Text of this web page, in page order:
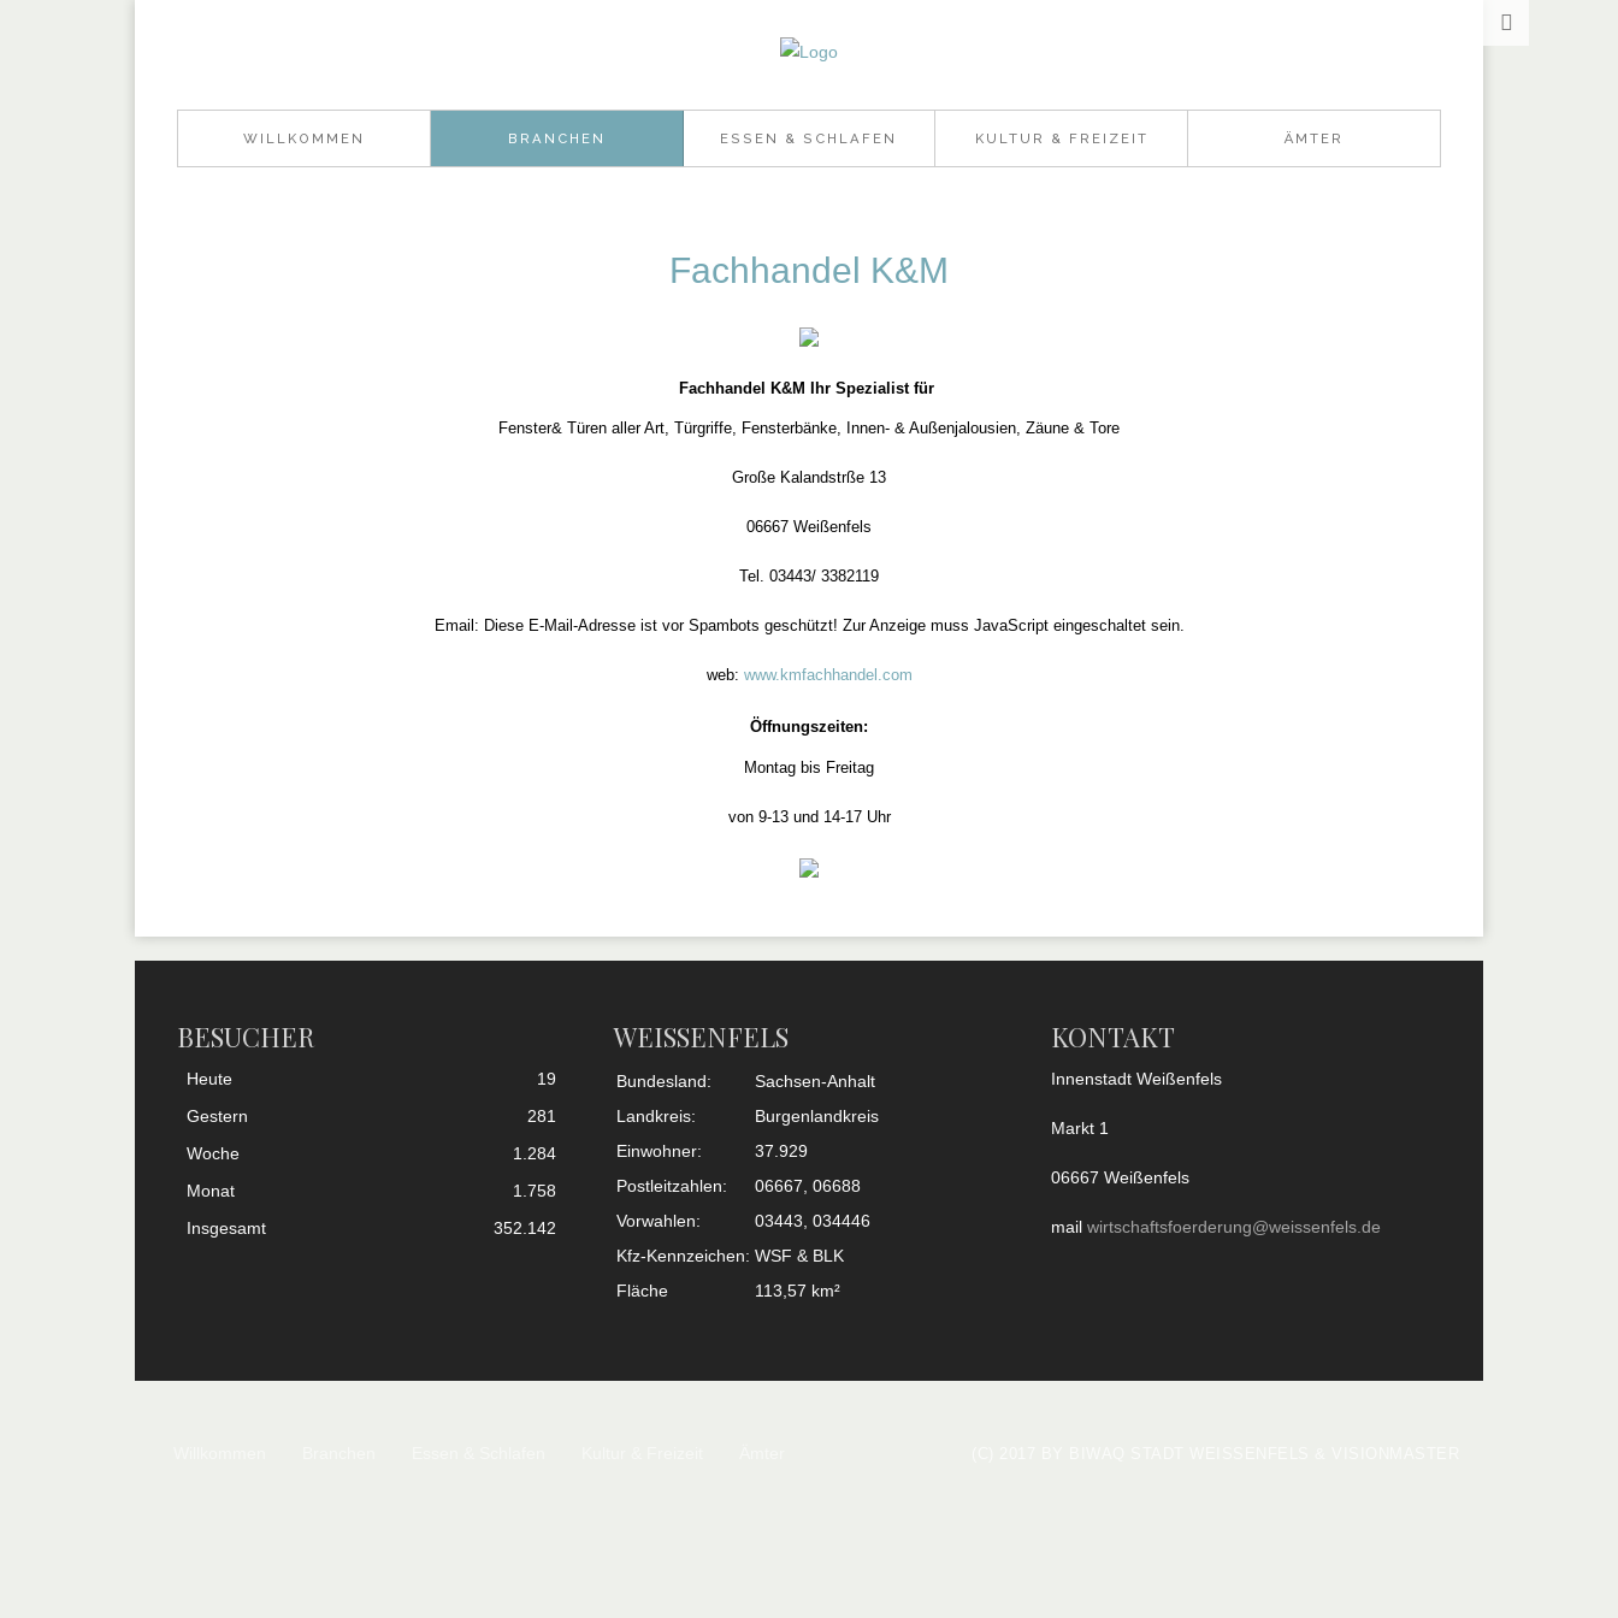
WILLKOMMEN BRANCHEN ESSEN & SCHLAFEN KULTUR & FREIZEIT ÄMTER
Fachhandel K&M
Fachhandel K&M Ihr Spezialist für
Fenster& Türen aller Art, Türgriffe, Fensterbänke, Innen- & Außenjalousien, Zäune & Tore
Große Kalandstrße 13
06667 Weißenfels
Tel. 03443/ 3382119
Email: Diese E-Mail-Adresse ist vor Spambots geschützt! Zur Anzeige muss JavaScript eingeschaltet sein.
web: www.kmfachhandel.com
Öffnungszeiten:
Montag bis Freitag
von 9-13 und 14-17 Uhr
BESUCHER
Heute
19
Gestern
281
Woche
1.284
Monat
1.758
Insgesamt
352.142
WEISSENFELS
Bundesland:
Sachsen-Anhalt
Landkreis:
Burgenlandkreis
Einwohner:
37.929
Postleitzahlen:
06667, 06688
Vorwahlen:
03443, 034446
Kfz-Kennzeichen: WSF & BLK
Fläche
113,57 km²
KONTAKT
Innenstadt Weißenfels
Markt 1
06667 Weißenfels
mail wirtschaftsfoerderung@weissenfels.de